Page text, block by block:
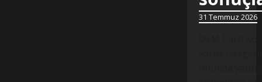
31 Temmuz 2026